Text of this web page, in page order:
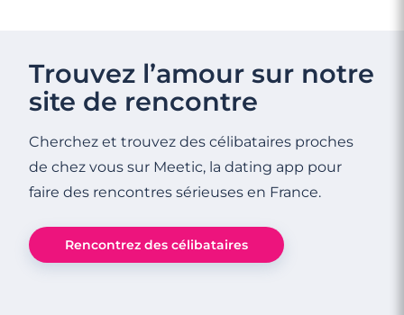
Rencontre à Cassis
Trouvez l’amour sur notre
site de rencontre
Cherchez et trouvez des célibataires proches
de chez vous sur Meetic, la dating app pour
faire des rencontres sérieuses en France.
Rencontrez des célibataires